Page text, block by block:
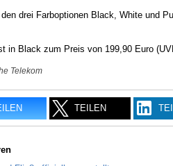
drei Farboptionen Black, White und
in Black zum Preis von 199,90 Euro
Telekom
TEILEN